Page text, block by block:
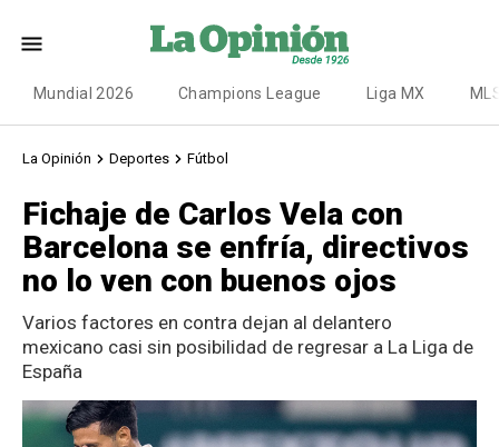
Mundial 2026 Champions League Liga MX
La Opinión Deportes Fútbol
Fichaje de Carlos Vela con
Barcelona se enfría, directivos
no lo ven con buenos ojos
Varios factores en contra dejan al delantero
mexicano casi sin posibilidad de regresar a La Liga de
España